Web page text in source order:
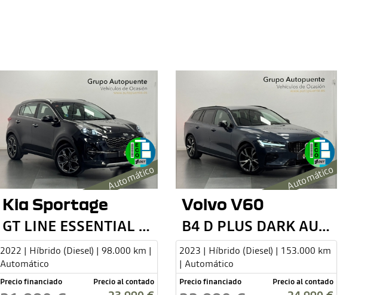
Automático
Kia Sportage
GT LINE ESSENTIAL 136
2022 | Híbrido (Diesel) | 98.000 km |
Automático
Precio financiado Precio al contado
Automático
Volvo V60
B4 D PLUS DARK AUTO
2023 | Híbrido (Diesel) | 153.000 km
| Automático
Precio financiado Precio al contado